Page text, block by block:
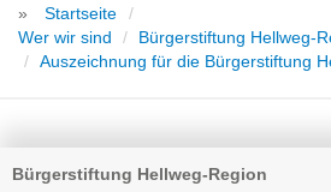
»
Startseite
Wer wir sind
Bürgerstiftung Hellweg-
Auszeichnung für die Bürgerstiftung
Bürgerstiftung Hellweg-Region